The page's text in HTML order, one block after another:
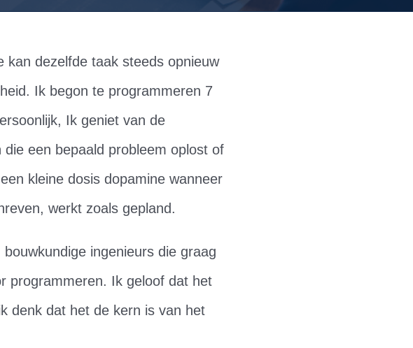
kan dezelfde taak steeds opnieuw
Ik begon te programmeren 7
Ik geniet van de
een bepaald probleem oplost of
kleine dosis dopamine wanneer
werkt zoals gepland.
ingenieurs die graag
programmeren. Ik geloof dat het
denk dat het de kern is van het